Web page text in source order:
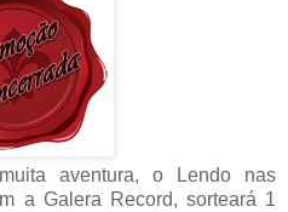
aventura, o Lendo nas
a Galera Record, sorteará 1